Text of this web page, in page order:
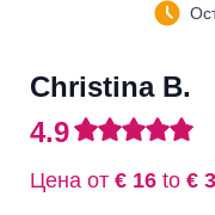
Christina B.
4.9
Цена от € 16 to €